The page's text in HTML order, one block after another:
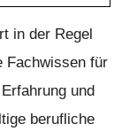
in der Regel
Fachwissen für
und
berufliche